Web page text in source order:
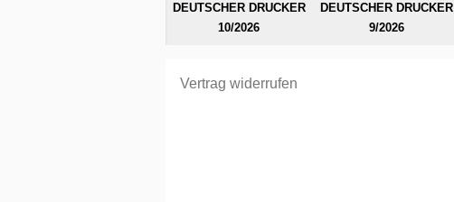
DEUTSCHER DRUCKER
10/2026
DEUTSCHER DRUCKER
9/2026
Vertrag widerrufen